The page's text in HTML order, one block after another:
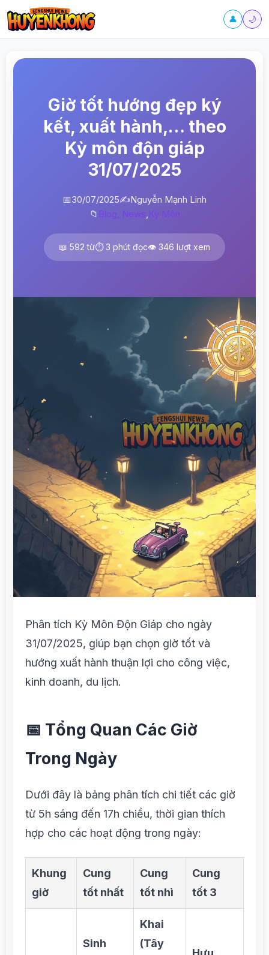
👤 🌙
Giờ tốt hướng đẹp ký
kết, xuất hành,… theo
Kỳ môn độn giáp
31/07/2025
📅30/07/2025✍️Nguyễn Mạnh Linh
📁 Blog, News,Kỳ Môn
📖 592 từ⏱️ 3 phút đọc👁️ 346 lượt xem
Phân tích Kỳ Môn Độn Giáp cho ngày
31/07/2025, giúp bạn chọn giờ tốt và
hướng xuất hành thuận lợi cho công việc,
kinh doanh, du lịch.
📅 Tổng Quan Các Giờ
Trong Ngày
Dưới đây là bảng phân tích chi tiết các giờ
từ 5h sáng đến 17h chiều, thời gian thích
hợp cho các hoạt động trong ngày:
Khung
giờ
Cung
tốt nhất
Cung
tốt nhì
Cung
tốt 3
Sinh
Khai
(Tây